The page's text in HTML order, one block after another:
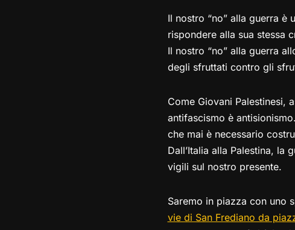
Il nostro “no” alla guerra è
rispondere alla sua stessa
Il nostro “no” alla guerra
degli sfruttati contro gli
Come Giovani Palestinesi,
antifascismo è
che mai è necessario
Dall’Italia alla Palestina, la
vigili sul nostro presente.
Saremo in piazza con uno
vie di San Frediano da